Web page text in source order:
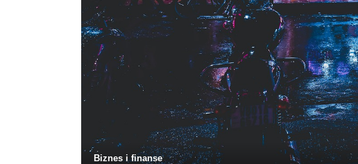
Biznes i finanse